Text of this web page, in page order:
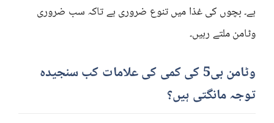
ہے۔ بچوں کی غذا میں تنوع ضروری ہے تاکہ سب ضروری
وٹامن ملتے رہیں۔
وٹامن بی5 کی کمی کی علامات کب سنجیدہ
توجہ مانگتی ہیں؟